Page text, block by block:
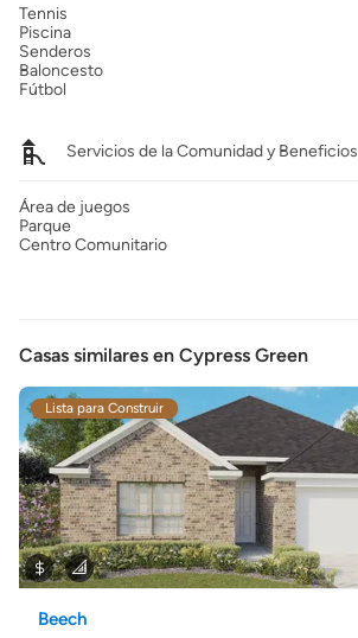
Tennis
Piscina
Senderos
Baloncesto
Fútbol
Servicios de la Comunidad y Beneficios
Área de juegos
Parque
Centro Comunitario
Casas similares en Cypress Green
Lista para Construir
Beech